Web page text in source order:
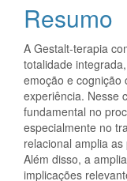
artigo
principal
Resumo
A Gestalt-terapia
totalidade
emoção e cognição
experiência. Nesse
fundamental no
especialmente no
relacional amplia
Além disso, a
implicações